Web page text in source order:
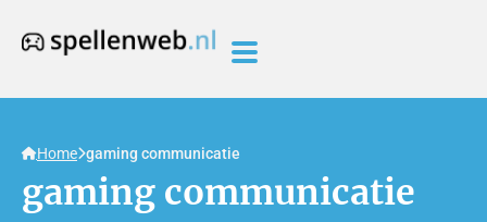
Home gaming communicatie
gaming communicatie